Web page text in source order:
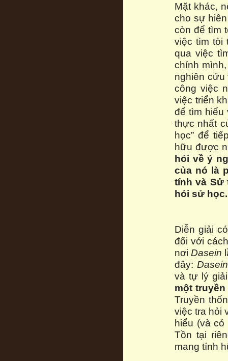
Mặt khác,
cho sự
còn để tìm
việc tìm tòi
qua việc
chính
nghiên cứu
công việc
việc triển
để tìm hiểu
thực nhất
học” để
hữu được
hỏi về ý
của nó là
tính và Sử
hỏi sử học.
Diễn giải
đối với
nơiDasein
đây: Dasein
và tự lý
một
Truyền
việc tra hỏi
hiểu (và có
Tồn tại
mang tính